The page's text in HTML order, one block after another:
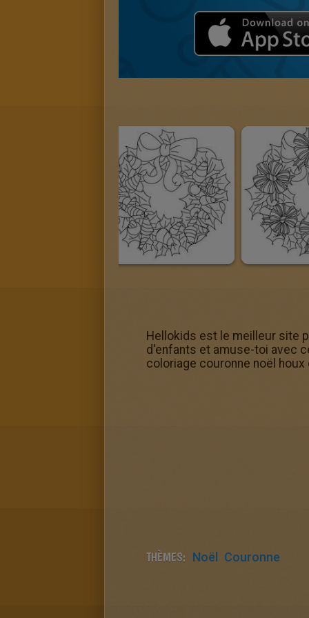
Hellokids est le meilleur site
d'enfants et amuse-toi avec
coloriage couronne noël
THÈMES: Noël Couronne